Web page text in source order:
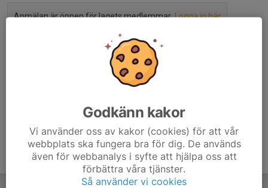
Anmälan är öppen för lagets medlemmar.Logga in här
Godkänn kakor
Vi använder oss av kakor (cookies) för att vår
webbplats ska fungera bra för dig. De används
även för webbanalys i syfte att hjälpa oss att
förbättra våra tjänster.
Så använder vi cookies